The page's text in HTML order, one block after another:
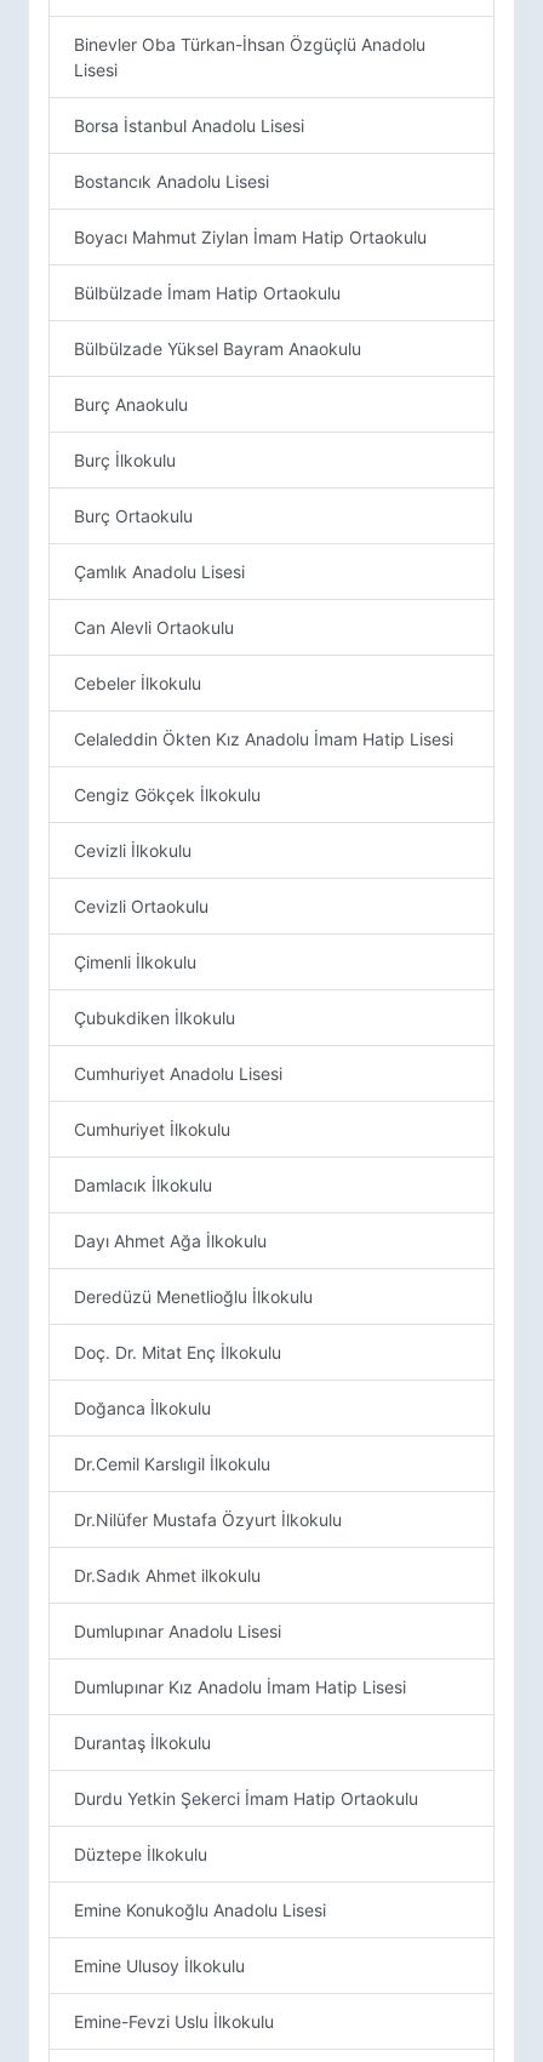
Binevler Oba Türkan-İhsan Özgüçlü Anadolu
Lisesi
Borsa İstanbul Anadolu Lisesi
Bostancık Anadolu Lisesi
Boyacı Mahmut Ziylan İmam Hatip Ortaokulu
Bülbülzade İmam Hatip Ortaokulu
Bülbülzade Yüksel Bayram Anaokulu
Burç Anaokulu
Burç İlkokulu
Burç Ortaokulu
Çamlık Anadolu Lisesi
Can Alevli Ortaokulu
Cebeler İlkokulu
Celaleddin Ökten Kız Anadolu İmam Hatip Lisesi
Cengiz Gökçek İlkokulu
Cevizli İlkokulu
Cevizli Ortaokulu
Çimenli İlkokulu
Çubukdiken İlkokulu
Cumhuriyet Anadolu Lisesi
Cumhuriyet İlkokulu
Damlacık İlkokulu
Dayı Ahmet Ağa İlkokulu
Deredüzü Menetlioğlu İlkokulu
Doç. Dr. Mitat Enç İlkokulu
Doğanca İlkokulu
Dr.Cemil Karslıgil İlkokulu
Dr.Nilüfer Mustafa Özyurt İlkokulu
Dr.Sadık Ahmet ilkokulu
Dumlupınar Anadolu Lisesi
Dumlupınar Kız Anadolu İmam Hatip Lisesi
Durantaş İlkokulu
Durdu Yetkin Şekerci İmam Hatip Ortaokulu
Düztepe İlkokulu
Emine Konukoğlu Anadolu Lisesi
Emine Ulusoy İlkokulu
Emine-Fevzi Uslu İlkokulu